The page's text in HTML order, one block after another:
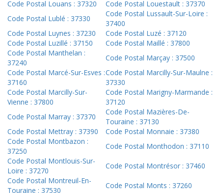
Code Postal Louans : 37320
Code Postal Louestault : 37370
Code Postal Lublé : 37330
Code Postal Lussault-Sur-Loire :
37400
Code Postal Luynes : 37230
Code Postal Luzé : 37120
Code Postal Luzillé : 37150
Code Postal Maillé : 37800
Code Postal Manthelan :
37240
Code Postal Marçay : 37500
Code Postal Marcé-Sur-Esves :
37160
Code Postal Marcilly-Sur-Maulne :
37330
Code Postal Marcilly-Sur-
Vienne : 37800
Code Postal Marigny-Marmande :
37120
Code Postal Marray : 37370
Code Postal Mazières-De-
Touraine : 37130
Code Postal Mettray : 37390
Code Postal Monnaie : 37380
Code Postal Montbazon :
37250
Code Postal Monthodon : 37110
Code Postal Montlouis-Sur-
Loire : 37270
Code Postal Montrésor : 37460
Code Postal Montreuil-En-
Touraine : 37530
Code Postal Monts : 37260